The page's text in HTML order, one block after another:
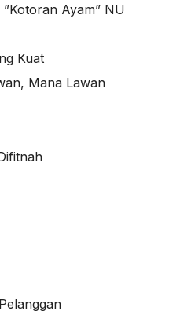
Ayam” NU
Kuat
Mana Lawan